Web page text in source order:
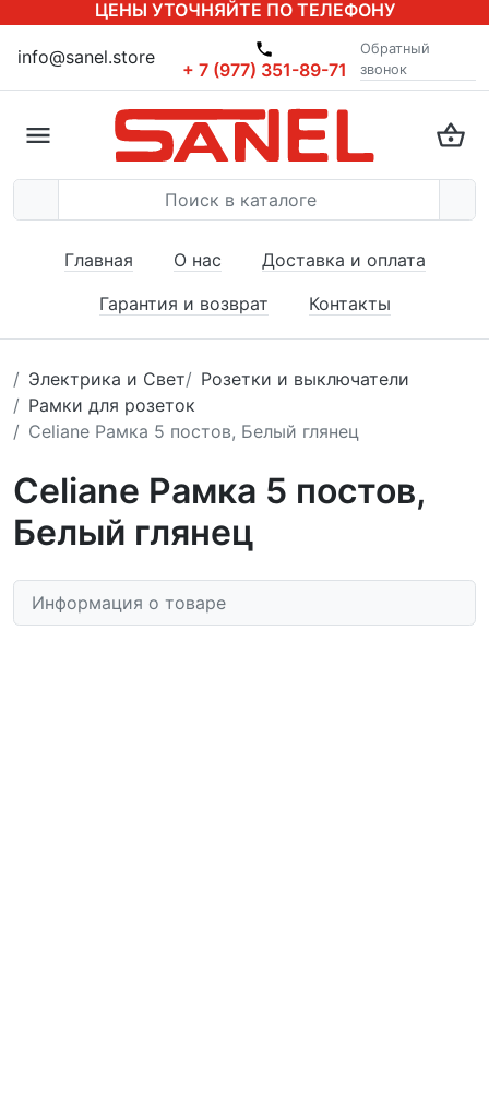
ЦЕНЫ УТОЧНЯЙТЕ ПО ТЕЛЕФОНУ
info@sanel.store
+ 7 (977) 351-89-71
Обратный
звонок
Главная О нас
Доставка и оплата
Гарантия и возврат
Контакты
Электрика и Свет
Розетки и выключатели
Рамки для розеток
Celiane Рамка 5 постов, Белый глянец
Celiane Рамка 5 постов,
Белый глянец
Информация о товаре